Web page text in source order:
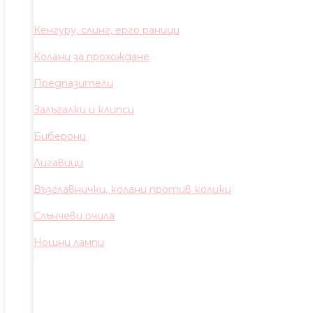
Кенгуру, слинг, ерго раници
Колани за прохождане
Предпазители
Залъгалки и клипси
Биберони
Лигавици
Възглавнички, колани против колики
Слънчеви очила
Нощни лампи